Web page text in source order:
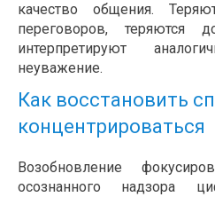
качество общения.
переговоров, теряются
интерпретируют
неуважение.
Как восстановить
концентрироваться
Возобновление
осознанного надзора